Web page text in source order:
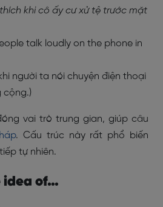
khi cô ấy cư xử tệ trước mặt
talk loudly on the phone in
người ta nói chuyện điện thoại
cộng.)
vai trò trung gian, giúp câu
. Cấu trúc này rất phổ biến
tự nhiên.
idea of…